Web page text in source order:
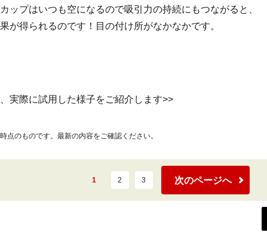
ップはいつも空になるので吸引力の持続にもつながると、
が得られるのです！目の付け所がなかなかです。
実際に試用した様子をご紹介します>>
点のものです。最新の内容をご確認ください。
1 2 3 次のページへ